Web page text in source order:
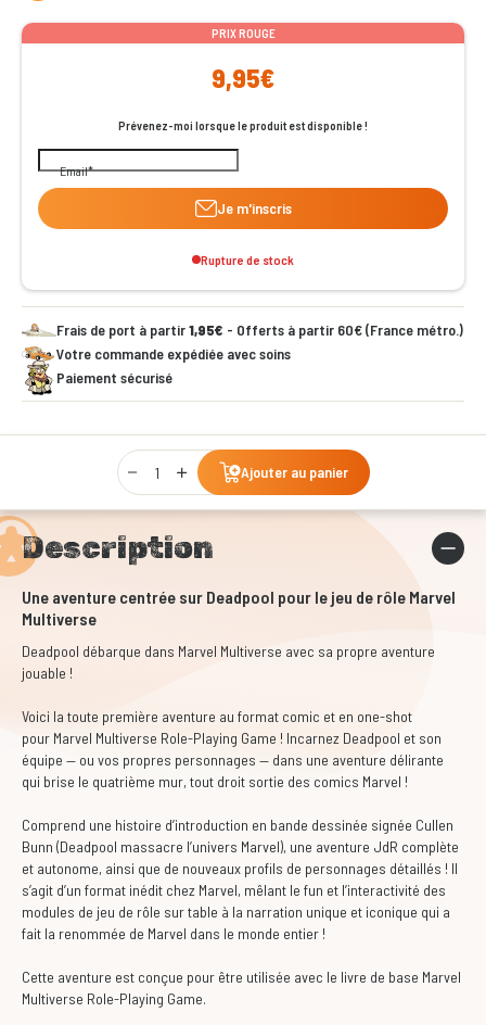
PRIX ROUGE
9,95€
Prévenez-moi lorsque le produit est disponible !
Email
Je m'inscris
Rupture de stock
Frais de port à partir1,95€ - Offerts à partir 60€ (France métro.)
Votre commande expédiée avec soins
Paiement sécurisé
Qty
Ajouter au panier
Description
Une aventure centrée sur Deadpool pour le jeu de rôle Marvel
Multiverse
Deadpool débarque dans Marvel Multiverse avec sa propre aventure
jouable !
Voici la toute première aventure au format comic et en one-shot
pour Marvel Multiverse Role-Playing Game ! Incarnez Deadpool et son
équipe — ou vos propres personnages — dans une aventure délirante
qui brise le quatrième mur, tout droit sortie des comics Marvel !
Comprend une histoire d’introduction en bande dessinée signée Cullen
Bunn (Deadpool massacre l’univers Marvel), une aventure JdR complète
et autonome, ainsi que de nouveaux profils de personnages détaillés ! Il
s’agit d’un format inédit chez Marvel, mêlant le fun et l’interactivité des
modules de jeu de rôle sur table à la narration unique et iconique qui a
fait la renommée de Marvel dans le monde entier !
Cette aventure est conçue pour être utilisée avec le livre de base Marvel
Multiverse Role-Playing Game.